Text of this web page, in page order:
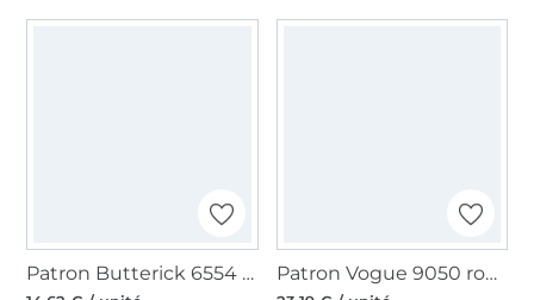
Patron Butterick 6554 robe d'été, en français Patron Vogue 9050 robe, en français